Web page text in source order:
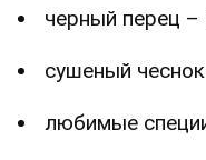
черный перец –
сушеный
любимые